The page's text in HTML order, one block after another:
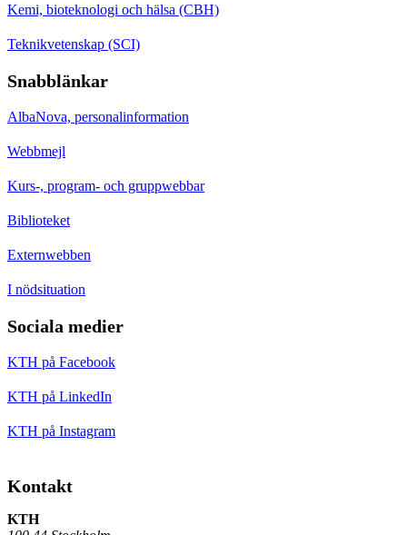
Kemi, bioteknologi och hälsa (CBH)
Teknikvetenskap (SCI)
Snabblänkar
AlbaNova, personalinformation
Webbmejl
Kurs-, program- och gruppwebbar
Biblioteket
Externwebben
I nödsituation
Sociala medier
KTH på Facebook
KTH på LinkedIn
KTH på Instagram
Kontakt
KTH